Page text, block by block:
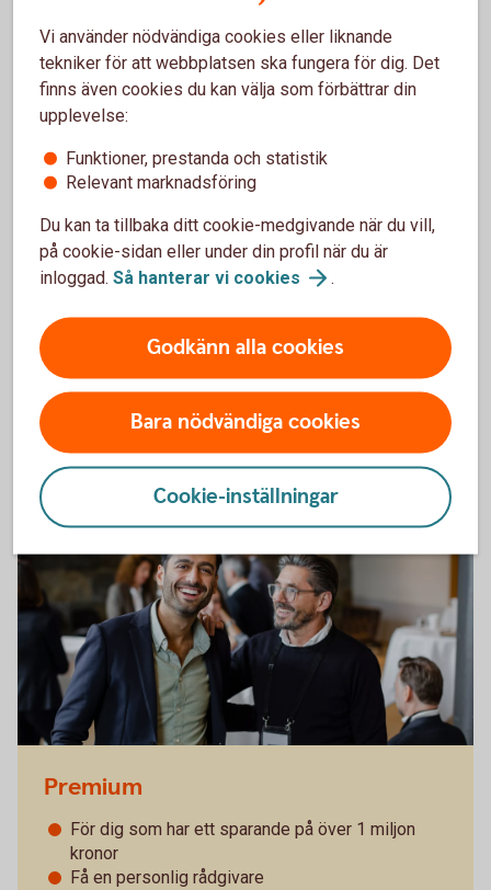
Nyckelkund
Bli Nyckelkund och få banktjänster för din
vardagsekonomi.
Bankkort och kreditkort
App och internetbank
Nyckelkund
Premium
För dig som har ett sparande på över 1 miljon
kronor
Få en personlig rådgivare
Vi använder nödvändiga cookies eller liknande
tekniker för att webbplatsen ska fungera för dig. Det
finns även cookies du kan välja som förbättrar din
upplevelse:
Funktioner, prestanda och statistik
Relevant marknadsföring
Du kan ta tillbaka ditt cookie-medgivande när du vill,
på cookie-sidan eller under din profil när du är
inloggad. Så hanterar vi cookies .
Godkänn alla cookies
Bara nödvändiga cookies
Cookie-inställningar